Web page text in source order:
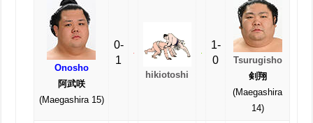
Onosho
阿武咲
(Maegashira 15)
0-
1
hikiotoshi
1-
0
Tsurugisho
剣翔
(Maegashira
14)